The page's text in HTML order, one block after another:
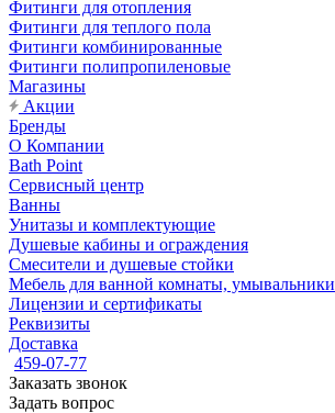
Фитинги для отопления
Фитинги для теплого пола
Фитинги комбинированные
Фитинги полипропиленовые
Магазины
Акции
Бренды
О Компании
Bath Point
Сервисный центр
Ванны
Унитазы и комплектующие
Душевые кабины и ограждения
Смесители и душевые стойки
Мебель для ванной комнаты, умывальники
Лицензии и сертификаты
Реквизиты
Доставка
459-07-77
Заказать звонок
Задать вопрос